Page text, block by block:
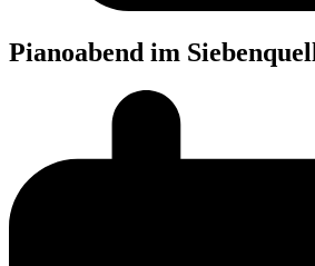
Pia­no­abend im Siebenquell